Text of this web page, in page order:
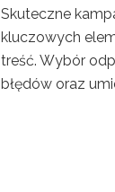
Skuteczne
kluczowych
treść. Wybór
błędów oraz